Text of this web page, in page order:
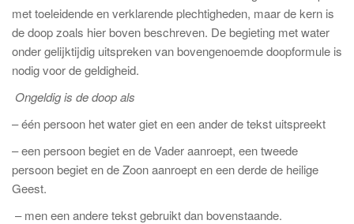
met toeleidende en verklarende plechtigheden, maar de kern is
de doop zoals hier boven beschreven. De begieting met water
onder gelijktijdig uitspreken van bovengenoemde doopformule is
nodig voor de geldigheid.
Ongeldig is de doop als
– één persoon het water giet en een ander de tekst uitspreekt
– een persoon begiet en de Vader aanroept, een tweede
persoon begiet en de Zoon aanroept en een derde de heilige
Geest.
– men een andere tekst gebruikt dan bovenstaande.